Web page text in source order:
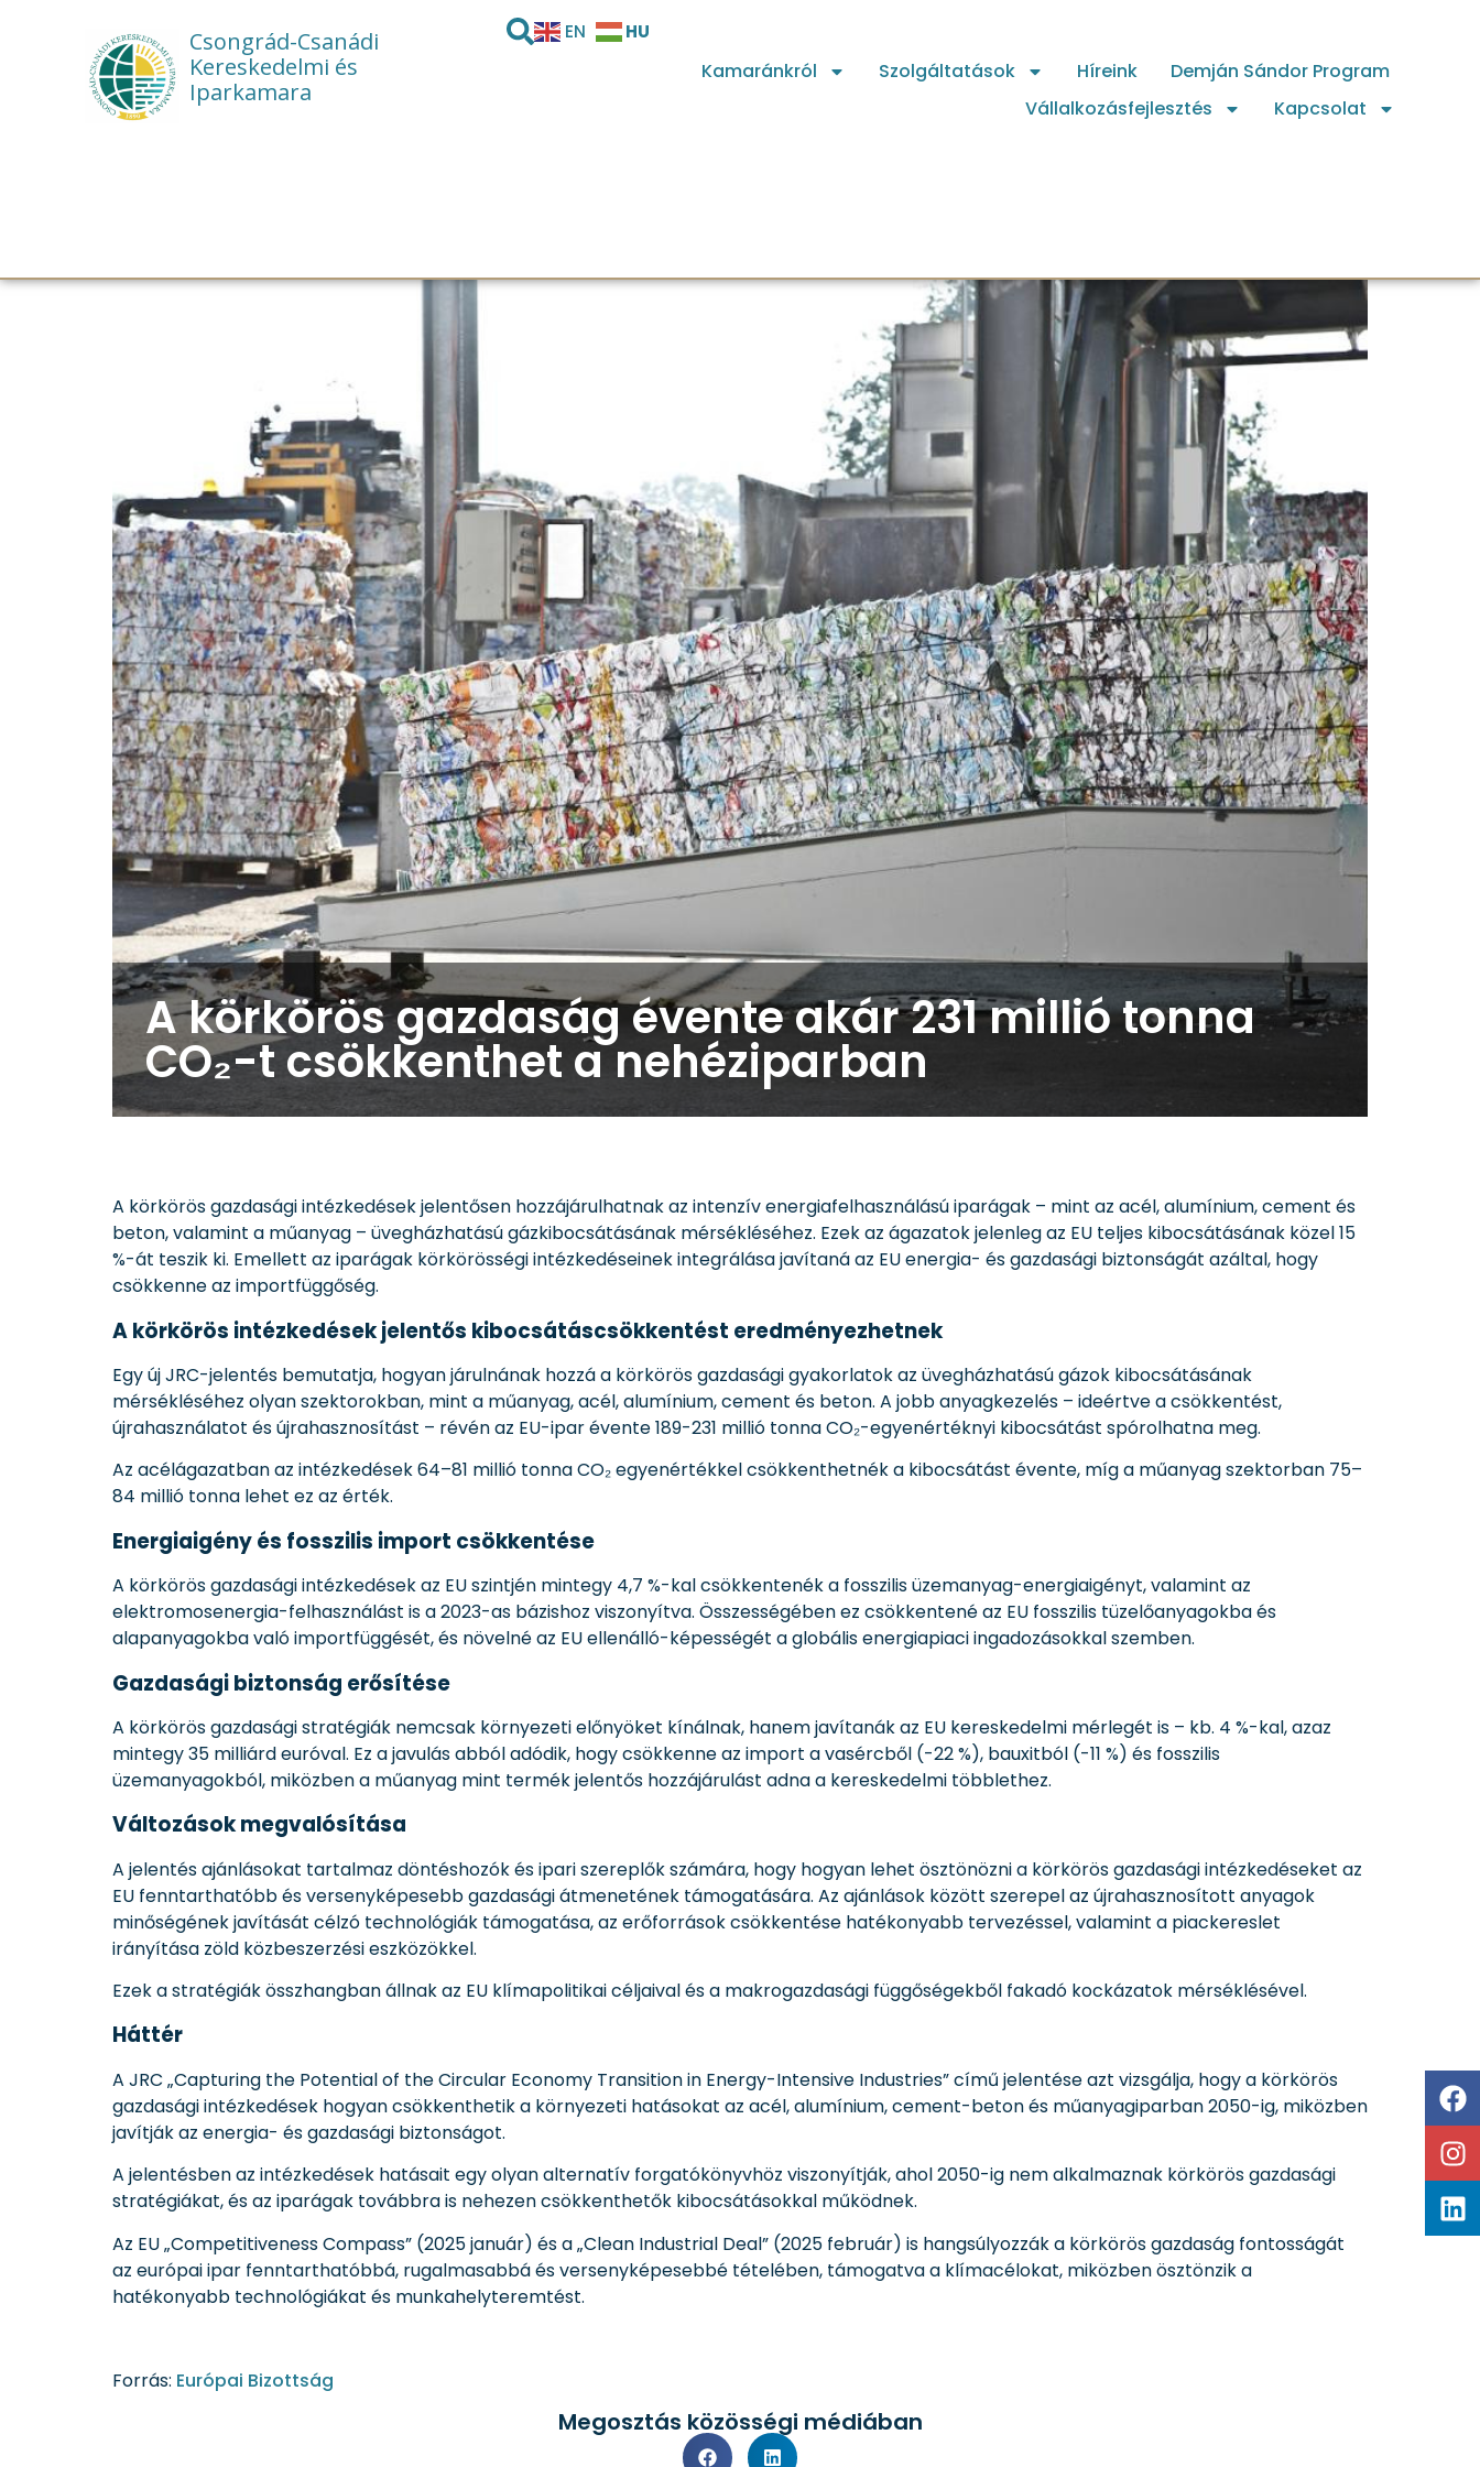
Csongrád-Csanádi
Kereskedelmi és
Iparkamara
EN HU
Kamaránkról Szolgáltatások Híreink
Demján Sándor Program
Vállalkozásfejlesztés
Kapcsolat
A körkörös gazdaság évente akár 231 millió tonna
CO₂-t csökkenthet a nehéziparban
A körkörös gazdasági intézkedések jelentősen hozzájárulhatnak az intenzív energiafelhasználású iparágak – mint az acél, alumínium, cement és
beton, valamint a műanyag – üvegházhatású gázkibocsátásának mérsékléséhez. Ezek az ágazatok jelenleg az EU teljes kibocsátásának közel 15
%-át teszik ki. Emellett az iparágak körkörösségi intézkedéseinek integrálása javítaná az EU energia- és gazdasági biztonságát azáltal, hogy
csökkenne az importfüggőség.
A körkörös intézkedések jelentős kibocsátáscsökkentést eredményezhetnek
Egy új JRC-jelentés bemutatja, hogyan járulnának hozzá a körkörös gazdasági gyakorlatok az üvegházhatású gázok kibocsátásának
mérsékléséhez olyan szektorokban, mint a műanyag, acél, alumínium, cement és beton. A jobb anyagkezelés – ideértve a csökkentést,
újrahasználatot és újrahasznosítást – révén az EU-ipar évente 189-231 millió tonna CO₂-egyenértéknyi kibocsátást spórolhatna meg.
Az acélágazatban az intézkedések 64–81 millió tonna CO₂ egyenértékkel csökkenthetnék a kibocsátást évente, míg a műanyag szektorban 75–
84 millió tonna lehet ez az érték.
Energiaigény és fosszilis import csökkentése
A körkörös gazdasági intézkedések az EU szintjén mintegy 4,7 %-kal csökkentenék a fosszilis üzemanyag-energiaigényt, valamint az
elektromosenergia-felhasználást is a 2023-as bázishoz viszonyítva. Összességében ez csökkentené az EU fosszilis tüzelőanyagokba és
alapanyagokba való importfüggését, és növelné az EU ellenálló-képességét a globális energiapiaci ingadozásokkal szemben.
Gazdasági biztonság erősítése
A körkörös gazdasági stratégiák nemcsak környezeti előnyöket kínálnak, hanem javítanák az EU kereskedelmi mérlegét is – kb. 4 %-kal, azaz
mintegy 35 milliárd euróval. Ez a javulás abból adódik, hogy csökkenne az import a vasércből (-22 %), bauxitból (-11 %) és fosszilis
üzemanyagokból, miközben a műanyag mint termék jelentős hozzájárulást adna a kereskedelmi többlethez.
Változások megvalósítása
A jelentés ajánlásokat tartalmaz döntéshozók és ipari szereplők számára, hogy hogyan lehet ösztönözni a körkörös gazdasági intézkedéseket az
EU fenntarthatóbb és versenyképesebb gazdasági átmenetének támogatására. Az ajánlások között szerepel az újrahasznosított anyagok
minőségének javítását célzó technológiák támogatása, az erőforrások csökkentése hatékonyabb tervezéssel, valamint a piackereslet
irányítása zöld közbeszerzési eszközökkel.
Ezek a stratégiák összhangban állnak az EU klímapolitikai céljaival és a makrogazdasági függőségekből fakadó kockázatok mérséklésével.
Háttér
A JRC „Capturing the Potential of the Circular Economy Transition in Energy-Intensive Industries” című jelentése azt vizsgálja, hogy a körkörös
gazdasági intézkedések hogyan csökkenthetik a környezeti hatásokat az acél, alumínium, cement-beton és műanyagiparban 2050-ig, miközben
javítják az energia- és gazdasági biztonságot.
A jelentésben az intézkedések hatásait egy olyan alternatív forgatókönyvhöz viszonyítják, ahol 2050-ig nem alkalmaznak körkörös gazdasági
stratégiákat, és az iparágak továbbra is nehezen csökkenthetők kibocsátásokkal működnek.
Az EU „Competitiveness Compass” (2025 január) és a „Clean Industrial Deal” (2025 február) is hangsúlyozzák a körkörös gazdaság fontosságát
az európai ipar fenntarthatóbbá, rugalmasabbá és versenyképesebbé tételében, támogatva a klímacélokat, miközben ösztönzik a
hatékonyabb technológiákat és munkahelyteremtést.
Forrás: Európai Bizottság
Megosztás közösségi médiában